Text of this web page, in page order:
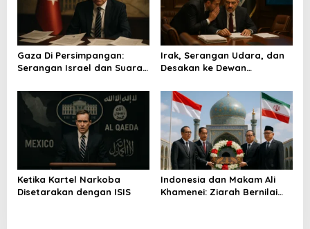
Gaza Di Persimpangan:
Serangan Israel dan Suara
Irak, Serangan Udara, dan
Desakan ke Dewan
Ketika Kartel Narkoba
Disetarakan dengan ISIS
Indonesia dan Makam Ali
Khamenei: Ziarah Bernilai